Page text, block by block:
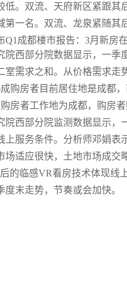
低。双流、天府新区紧跟其
第一名。双流、龙泉紧随其
院西部分院数据显示，一季
室需求之和。从价格需求走
购房者目前居住地是成都
房者工作地为成都，购房
院西部分院监测数据显示，
服务条件。分析师邓娟表
场适应很快，土地市场成交
的临感VR看房技术体现线
末走势，节奏或会加快。